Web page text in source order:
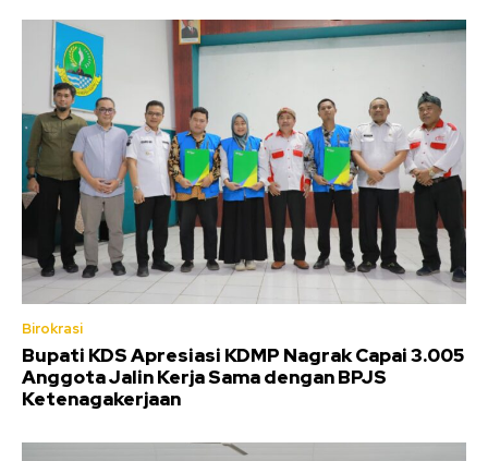
Birokrasi
Bupati KDS Apresiasi KDMP Nagrak Capai 3.005
Anggota Jalin Kerja Sama dengan BPJS
Ketenagakerjaan